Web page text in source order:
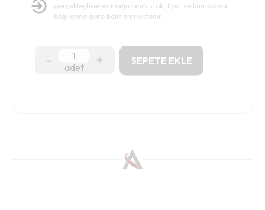
gerçekleştirecek mağazanın stok, fiyat ve kampanya
bilgilerine göre belirlenmektedir.
- adet + SEPETE EKLE